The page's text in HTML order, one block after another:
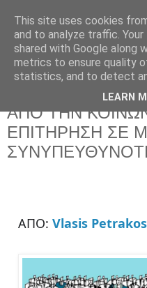
Πέμπτη 15 Ιουλίου 2021
ΑΠΟ ΤΗΝ
ΕΠΙΤΗΡΗΣΗ ΣΕ
ΑΠΟ: Vlasis Petrakos
This site uses cookies
and to analyze traffic.
shared with Google along
metrics to ensure quality
statistics, and to detect
LEARN